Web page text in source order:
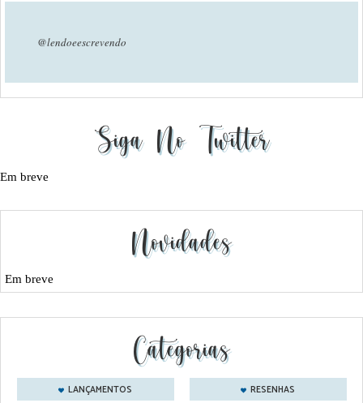
@lendoeescrevendo
Siga No Twitter
Em breve
Novidades
Em breve
Categorias
LANÇAMENTOS
RESENHAS